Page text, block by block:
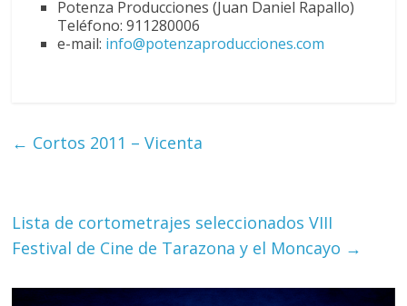
Potenza Producciones (Juan Daniel Rapallo)
Teléfono: 911280006
e-mail: info@potenzaproducciones.com
← Cortos 2011 – Vicenta
Lista de cortometrajes seleccionados VIII
Festival de Cine de Tarazona y el Moncayo →